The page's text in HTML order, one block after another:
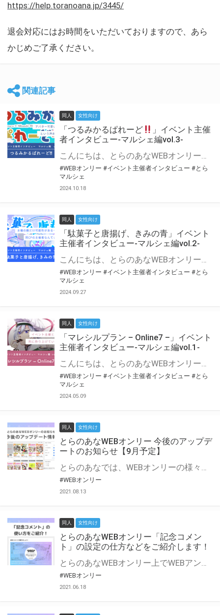
https://help.toranoana.jp/3445/
退会対応にはお時間をいただいておりますので、あら
かじめご了承ください。
関連記事
同人 女性向け
「つるみかるぱれーど
」イベント主催
者インタビュー-マルシェ編vol.3-
こんにちは、とらのあなWEBオンリー運営スタッフです。 新たにお届けする、イベント主催者インタビュー-マルシェ編-は、 とらのあなWEBオンリー「マルシェ」をご利用した主催様に 「マルシェ」を使って開催した感想や心がけをお聞きする企画です。 今回は、WEBオンリー初開催「つるみかるぱれーど
#WEBオンリー #イベント主催者インタビュー #とら
マルシェ
2024.10.18
同人 女性向け
「駄菓子と唐揚げ、きみの青」イベント
主催者インタビュー-マルシェ編vol.2-
こんにちは、とらのあなWEBオンリー運営スタッフです。 新たにお届けする、イベント主催者インタビュー-マルシェ編-は、 とらのあなWEBオンリー「マルシェ」をご利用の主催様に 「マルシェ」を使ってイベントを開催した感想や心がけをお聞きする企画です。 今回は、WEBオンリー初開催「駄菓子と唐揚げ、きみの青」より、 主催のぎこ六屋様にお話を伺いました。 協力：ぎこ六屋様／イベント公式Twitter（@krkgwks） とらのあなWEBオンリー「マルシェ」とは？ WEBオンリーでリアルタイムでコミュニケーションがとれるオンライン会場です。
#WEBオンリー #イベント主催者インタビュー #とら
マルシェ
2024.09.27
同人 女性向け
「マレシルプラン – Online7 –」イベント
主催者インタビュー-マルシェ編vol.1-
こんにちは、とらのあなWEBオンリー運営スタッフです。 新たにお届けする、イベント主催者インタビュー-マルシェ編-は、 とらのあなWEBオンリー「マルシェ」をご利用した主催様に 「マルシェ」を使って開催した感想や心がけをお聞きする企画です。 今回は、WEBオンリー開催7回目迎えた「マレシルプラン – Online7 –」より、 主催の玉川うた様にお話を伺いました。 ▼マレシルプランのインタビュー前回記事 「イベント主催者インタビュー vol.6」はこちら 協力：玉川うた様（マレシルプラン実行委員会 代表）／イベント公式Twitter（@mallesil_plan） とらのあなWEBオンリー「マルシェ」とは？ WEBオンリーでリアルタイムでコミュニケーションがとれるオンライン会場です。
#WEBオンリー #イベント主催者インタビュー #とら
マルシェ
2024.05.09
同人 女性向け
とらのあなWEBオンリー 今後のアップデ
ートのお知らせ【9月予定】
とらのあなでは、WEBオンリーの様々な支援を実施しています。 今回は2021年9月に実装を予定しているアップデート情報についてご紹介いたします。 とらのあなWEBオンリーサイトはこちら
#WEBオンリー
2021.08.13
同人 女性向け
とらのあなWEBオンリー「記念コメン
ト」の設定の仕方などをご紹介します！
とらのあなWEBオンリー上でWEBアンソロジーが作成できる「記念コメント」について、その使い方や作成手順を解説します！ 支援タイプを「サークル参加型」「サークル参加型・マルシェ(イベント会場)機能付き」でお申し込みいただいている主催者様はぜひご活用ください♪ とらのあなWEBオンリーサイトはこちら
#WEBオンリー
2021.06.18